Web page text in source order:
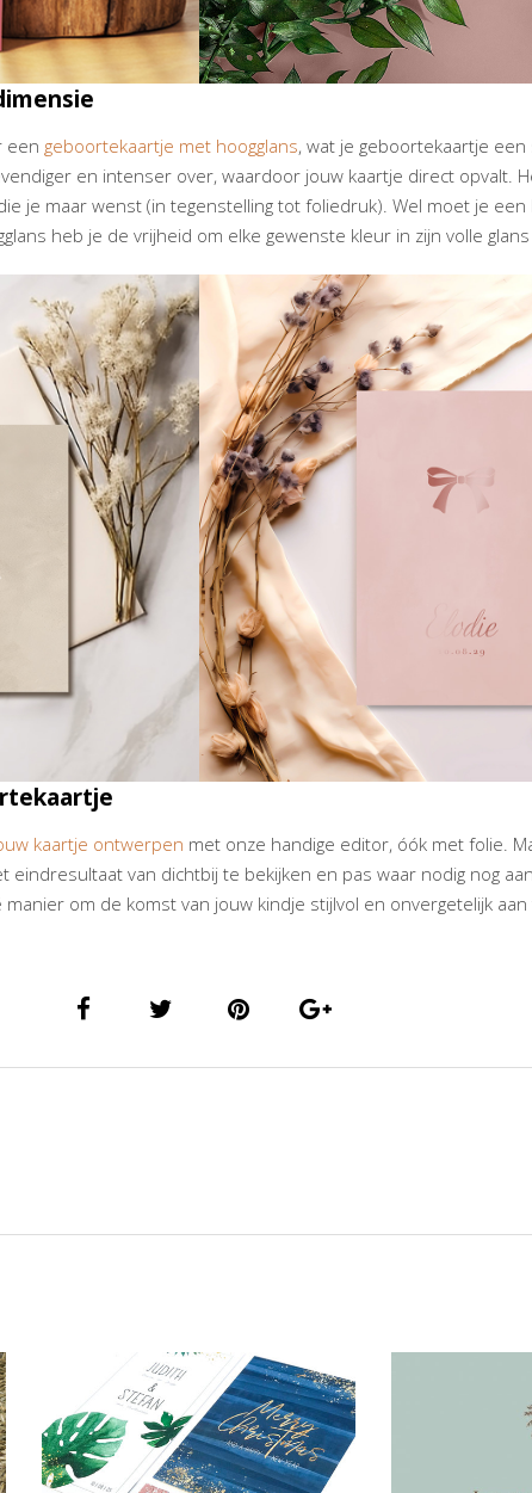
een geboortekaartje met hoogglans, wat je geboortekaartje
en intenser over, waardoor jouw kaartje direct opvalt.
je maar wenst (in tegenstelling tot foliedruk). Wel moet je
heb je de vrijheid om elke gewenste kleur in zijn volle
kaartje ontwerpen met onze handige editor, óók met folie.
van dichtbij te bekijken en pas waar nodig nog
om de komst van jouw kindje stijlvol en onvergetelijk aan